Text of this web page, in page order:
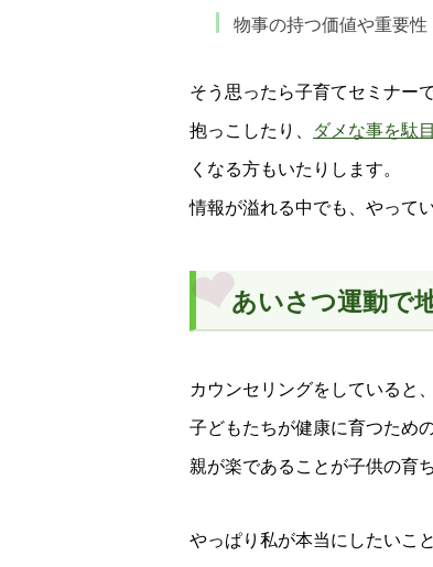
物事の持つ価値や重要
そう思ったら子育てセミナー
抱っこしたり、 ダメな事を駄
くなる方もいたりします。
情報が溢れる中でも、やって
あいさつ運動で
カウンセリングをしていると
子どもたちが健康に育つため
親が楽であることが子供の育
やっぱり私が本当にしたいこと